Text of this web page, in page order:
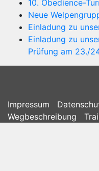
10. Obedience-
Neue
Einladung zu
Einladung zu
Prüfung am 23./
Impressum
Wegbeschreibung